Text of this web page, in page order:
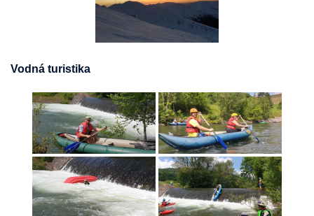
Vodná turistika